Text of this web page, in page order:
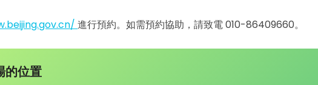
進行預約。如需預約協助，請致電 010-86409660。
的位置